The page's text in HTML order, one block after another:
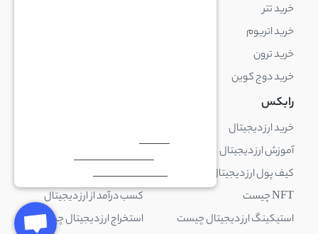
خرید تتر
خرید اتریوم
خرید ترون
خرید دوج کوین
رابکس
خرید ارز دیجیتال
آموزش ارز دیجیتال
کیف پول ارز دیجیتال چیست
NFT چیست
استیکینگ ارز دیجیتال چیست
ترید چیست
کسب درآمد از ارز دیجیتال
استخراج ارز دیجیتال چیست